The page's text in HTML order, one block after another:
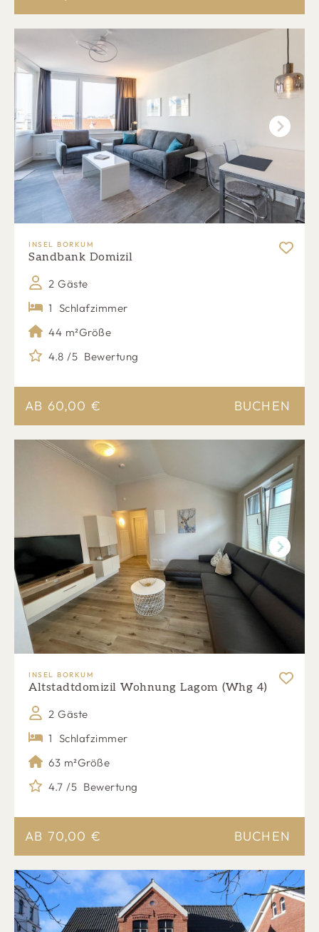
INSEL BORKUM
Sandbank Domizil
2 Gäste
1 Schlafzimmer
44 m²Größe
4.8 /5 Bewertung
AB 60,00 € BUCHEN
Next
INSEL BORKUM
Altstadtdomizil Wohnung Lagom (Whg 4)
2 Gäste
1 Schlafzimmer
63 m²Größe
4.7 /5 Bewertung
AB 70,00 € BUCHEN